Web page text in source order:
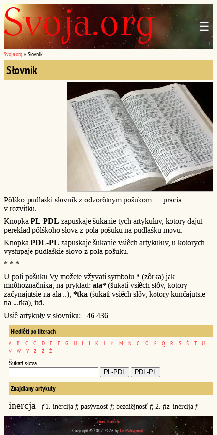
☰
Svoja.org » Słovnik
Słovnik
Pôlśko-pudlaśki słovnik z odvorôtnym pošukom — pracia
v rozvitku.
Knopka PL-PDL zapuskaje šukanie tych artykułuv, kotory dajut
perekład pôlśkoho słova z pola pošuku na pudlaśku movu.
Knopka PDL-PL zapuskaje šukanie vsiêch artykułuv, u kotorych
vystupaje pudlaśkie słovo z pola pošuku.
* * *
U poli pošuku Vy možete vžyvati symbolu * (zôrka) jak
mnôhoznačnika, na prykład: ala* (šukati vsiêch słôv, kotory
začynajutsie na ala...), *tka (šukati vsiêch słôv, kotory kunčajutsie
na ...tka), itd.
Usiê artykuły v słovniku: 46 436
Hlediêti po literach
A B C Ć D E F G H I J K L Ł M N O Ó P Q R S Ś T
U
V
W Y Z Ź Ż
Šukati słova
Znajdiany artykuły
inercja f1. inércija f; pasývnosť f; bezdiêjnosť f; 2. fiz. inércija f
vhoru storônki
Copyright © 2007-2026 byJan Maksymiuk